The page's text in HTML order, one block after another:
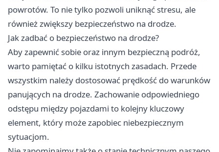
powrotów. To nie tylko pozwoli uniknąć stresu, ale
również zwiększy bezpieczeństwo na drodze.
Jak zadbać o bezpieczeństwo na drodze?
Aby zapewnić sobie oraz innym bezpieczną podróż,
warto pamiętać o kilku istotnych zasadach. Przede
wszystkim należy dostosować prędkość do warunków
panujących na drodze. Zachowanie odpowiedniego
odstępu między pojazdami to kolejny kluczowy
element, który może zapobiec niebezpiecznym
sytuacjom.